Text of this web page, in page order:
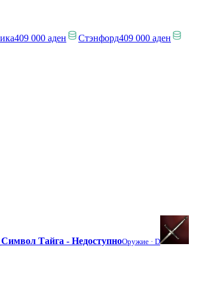
409 000 аден Стэнфорд409 000 аден
Тайга - НедоступноОружие · D